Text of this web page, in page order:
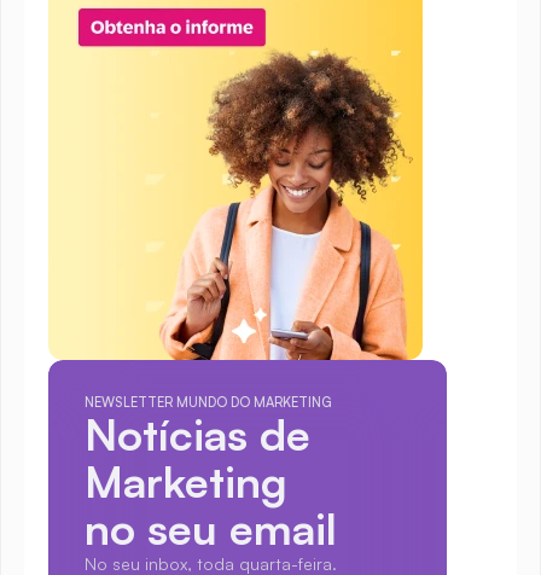
NEWSLETTER MUNDO DO MARKETING
Notícias de
Marketing
no seu email
No seu inbox, toda quarta-feira.